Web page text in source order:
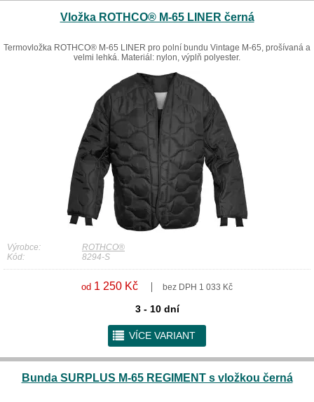
Vložka ROTHCO® M-65 LINER černá
Termovložka ROTHCO® M-65 LINER pro polní bundu Vintage M-65, prošívaná a
velmi lehká. Materiál: nylon, výplň polyester.
Výrobce:
ROTHCO®
Kód:
8294-S
od 1 250 Kč bez DPH 1 033 Kč
3 - 10 dní
r VÍCE VARIANT
Bunda SURPLUS M-65 REGIMENT s vložkou černá